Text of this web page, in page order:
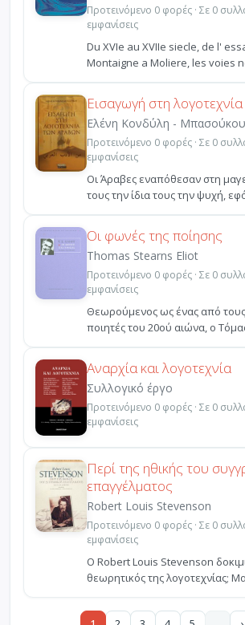
Προτεινόμενο 0 φορές · Σε 0
εμφανίσεις
Du XVIe au XVIIe siecle, de l'
Montaigne a Moliere, les voies
ferme...
Εισαγωγή στη
Ελένη Κονδύλη - Μπασούκου
Προτεινόμενο 0 φορές · Σε 0
εμφανίσεις
Οι Άραβες εναπόθεσαν στη
τους την ίδια τους την ψυχή,
του λόγου, κ...
Οι φωνές της ποίησης
Thomas Stearns Eliot
Προτεινόμενο 0 φορές · Σε 0
εμφανίσεις
Θεωρούμενος ως ένας από
ποιητές του 20ού αιώνα, ο
είναι αναμφισβή...
Αναρχία και λογοτεχνία
Συλλογικό έργο
Προτεινόμενο 0 φορές · Σε 0
εμφανίσεις
Περί της ηθικής του
επαγγέλματος
Robert Louis Stevenson
Προτεινόμενο 0 φορές · Σε 0
εμφανίσεις
Ο Robert Louis Stevenson
θεωρητικός της λογοτεχνίας;